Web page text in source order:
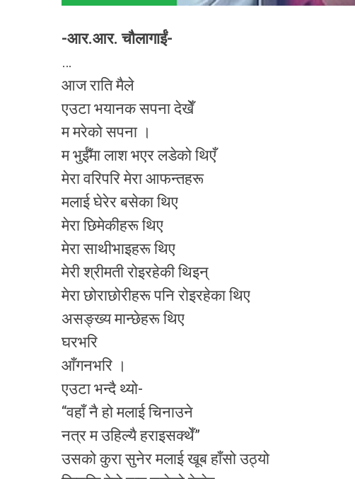
-आर.आर. चौलागाईं-
…
आज राति मैले
एउटा भयानक सपना देखेँ
म मरेको सपना ।
म भुईँमा लाश भएर लडेको थिएँ
मेरा वरिपरि मेरा आफन्तहरू
मलाई घेरेर बसेका थिए
मेरा छिमेकीहरू थिए
मेरा साथीभाइहरू थिए
मेरी श्रीमती रोइरहेकी थिइन्
मेरा छोराछोरीहरू पनि रोइरहेका थिए
असङ्ख्य मान्छेहरू थिए
घरभरि
आँगनभरि ।
एउटा भन्दै थ्यो-
“वहाँ नै हो मलाई चिनाउने
नत्र म उहिल्यै हराइसक्थेँ”
उसको कुरा सुनेर मलाई खूब हाँसो उठ्यो